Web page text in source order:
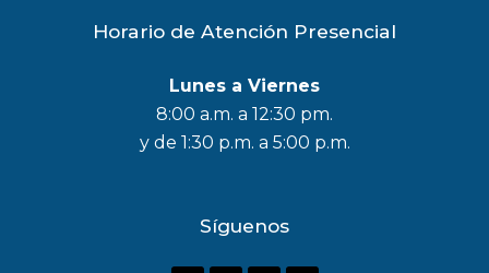
Horario de Atención Presencial
Lunes a Viernes
8:00 a.m. a 12:30 pm.
y de 1:30 p.m. a 5:00 p.m.
Síguenos